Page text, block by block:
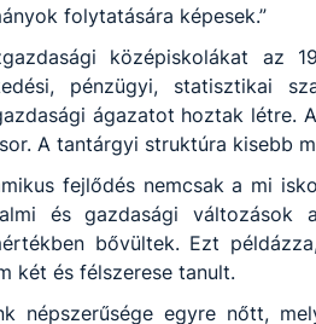
folytatására képesek.”
középiskolákat az
pénzügyi, statisztikai
ágazatot hoztak létre.
A tantárgyi struktúra kisebb
fejlődés nemcsak a mi
és gazdasági változások
bővültek. Ezt
két és félszerese tanult.
népszerűsége egyre nőtt,